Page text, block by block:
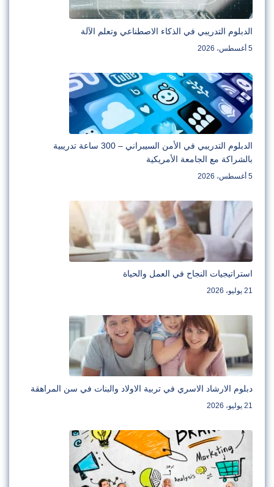
الدبلوم التدريبي في الذكاء الاصطناعي وتعلم الآلة
5 أغسطس، 2026
الدبلوم التدريبي في الأمن السيبراني – 300 ساعة تدريبية
بالشراكة مع الجامعة الأمريكية
5 أغسطس، 2026
استراتيجيات النجاح في العمل والحياة
21 يوليو، 2026
دبلوم الارشاد الاسري في تربية الاولاد والبنات في سن المراهقة
21 يوليو، 2026